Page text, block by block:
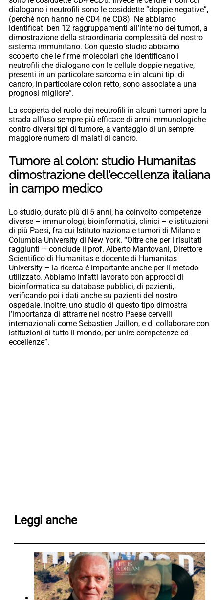
dialogano i neutrofili sono le cosiddette “doppie negative”,
(perché non hanno né CD4 né CD8). Ne abbiamo
identificati ben 12 raggruppamenti all’interno dei tumori, a
dimostrazione della straordinaria complessità del nostro
sistema immunitario. Con questo studio abbiamo
scoperto che le firme molecolari che identificano i
neutrofili che dialogano con le cellule doppie negative,
presenti in un particolare sarcoma e in alcuni tipi di
cancro, in particolare colon retto, sono associate a una
prognosi migliore”.
La scoperta del ruolo dei neutrofili in alcuni tumori apre la
strada all’uso sempre più efficace di armi immunologiche
contro diversi tipi di tumore, a vantaggio di un sempre
maggiore numero di malati di cancro.
Tumore al colon: studio Humanitas
dimostrazione dell’eccellenza italiana
in campo medico
Lo studio, durato più di 5 anni, ha coinvolto competenze
diverse – immunologi, bioinformatici, clinici – e istituzioni
di più Paesi, fra cui Istituto nazionale tumori di Milano e
Columbia University di New York. “Oltre che per i risultati
raggiunti – conclude il prof. Alberto Mantovani, Direttore
Scientifico di Humanitas e docente di Humanitas
University – la ricerca è importante anche per il metodo
utilizzato. Abbiamo infatti lavorato con approcci di
bioinformatica su database pubblici, di pazienti,
verificando poi i dati anche su pazienti del nostro
ospedale. Inoltre, uno studio di questo tipo dimostra
l’importanza di attrarre nel nostro Paese cervelli
internazionali come Sebastien Jaillon, e di collaborare con
istituzioni di tutto il mondo, per unire competenze ed
eccellenze”.
Leggi anche